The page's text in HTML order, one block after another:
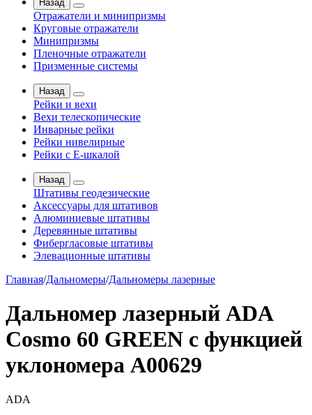
Назад
Отражатели и минипризмы
Круговые отражатели
Минипризмы
Пленочные отражатели
Призменные системы
Назад
Рейки и вехи
Вехи телескопические
Инварные рейки
Рейки нивелирные
Рейки с Е-шкалой
Назад
Штативы геодезические
Аксессуары для штативов
Алюминиевые штативы
Деревянные штативы
Фибергласовые штативы
Элевационные штативы
Главная/Дальномеры/Дальномеры лазерные
Дальномер лазерный ADA
Cosmo 60 GREEN с функцией
уклономера A00629
ADA